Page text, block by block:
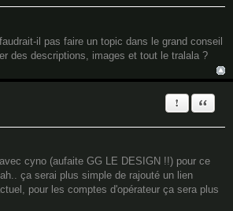
il pas faire un topic dans le grand conseil
des descriptions, images et tout le tralala ?
Report this
Quote
cyno (aufaite GG LE DESIGN !!) pour ce
ça serai plus simple de rajouté un lien
pour les comptes d'opérateur ça sera plus